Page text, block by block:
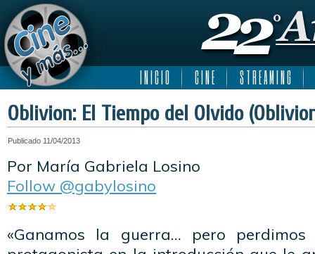
I N I C I O C I N E S T R E A M I N G
Oblivion: El Tiempo del Olvido
Publicado 11/04/2013
Por María Gabriela Losino
Follow @gabylosino
«Ganamos la guerra… pero